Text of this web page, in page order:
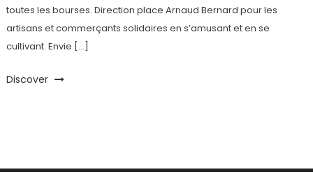
toutes les bourses. Direction place Arnaud Bernard pour les
artisans et commerçants solidaires en s’amusant et en se
cultivant. Envie […]
Discover